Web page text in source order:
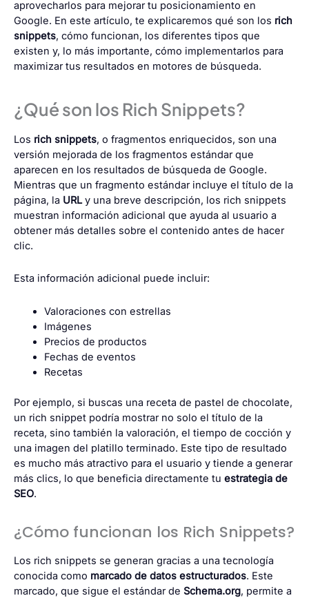
aprovecharlos para mejorar tu posicionamiento en
Google. En este artículo, te explicaremos qué son los rich
snippets, cómo funcionan, los diferentes tipos que
existen y, lo más importante, cómo implementarlos para
maximizar tus resultados en motores de búsqueda.
¿Qué son los Rich Snippets?
Los rich snippets, o fragmentos enriquecidos, son una
versión mejorada de los fragmentos estándar que
aparecen en los resultados de búsqueda de Google.
Mientras que un fragmento estándar incluye el título de la
página, la URLy una breve descripción, los rich snippets
muestran información adicional que ayuda al usuario a
obtener más detalles sobre el contenido antes de hacer
clic.
Esta información adicional puede incluir:
Valoraciones con estrellas
Imágenes
Precios de productos
Fechas de eventos
Recetas
Por ejemplo, si buscas una receta de pastel de chocolate,
un rich snippet podría mostrar no solo el título de la
receta, sino también la valoración, el tiempo de cocción y
una imagen del platillo terminado. Este tipo de resultado
es mucho más atractivo para el usuario y tiende a generar
más clics, lo que beneficia directamente tu estrategia de
SEO.
¿Cómo funcionan los Rich Snippets?
Los rich snippets se generan gracias a una tecnología
conocida como marcado de datos estructurados. Este
marcado, que sigue el estándar de Schema.org, permite a